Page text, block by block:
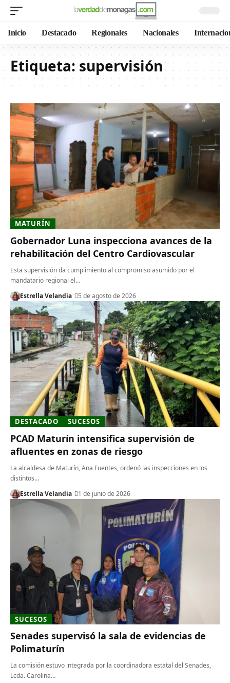
Inicio Destacado Regionales Nacionales
Etiqueta: supervisión
MATURÍN
Gobernador Luna inspecciona avances de la
rehabilitación del Centro Cardiovascular
Esta supervisión da cumplimiento al compromiso asumido por el
mandatario regional el…
Estrella Velandia
5 de agosto de 2026
DESTACADO SUCESOS
PCAD Maturín intensifica supervisión de
afluentes en zonas de riesgo
​La alcaldesa de Maturín, Ana Fuentes, ordenó las inspecciones en los
distintos…
Estrella Velandia
1 de junio de 2026
SUCESOS
Senades supervisó la sala de evidencias de
Polimaturín
​La comisión estuvo integrada por la coordinadora estatal del Senades,
Lcda. Carolina…